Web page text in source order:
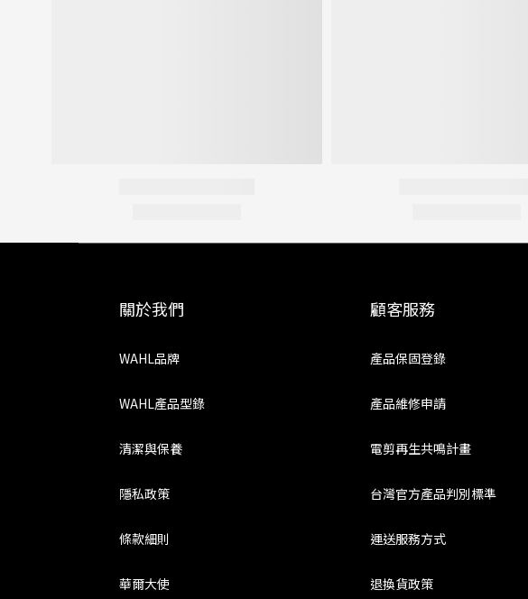
關於我們
WAHL品牌
WAHL產品型錄
清潔與保養
隱私政策
條款細則
華爾大使
顧客服務
產品保固登錄
產品維修申請
電剪再生共鳴計畫
台灣官方產品判別標準
運送服務方式
退換貨政策